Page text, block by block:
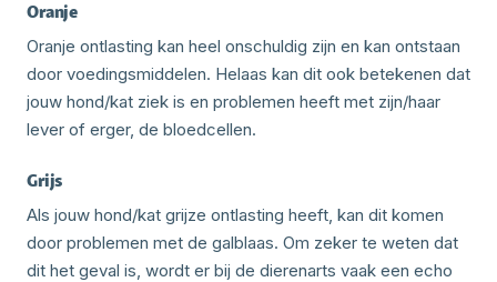
Oranje
Oranje ontlasting kan heel onschuldig zijn en kan ontstaan
door voedingsmiddelen. Helaas kan dit ook betekenen dat
jouw hond/kat ziek is en problemen heeft met zijn/haar
lever of erger, de bloedcellen.
Grijs
Als jouw hond/kat grijze ontlasting heeft, kan dit komen
door problemen met de galblaas. Om zeker te weten dat
dit het geval is, wordt er bij de dierenarts vaak een echo